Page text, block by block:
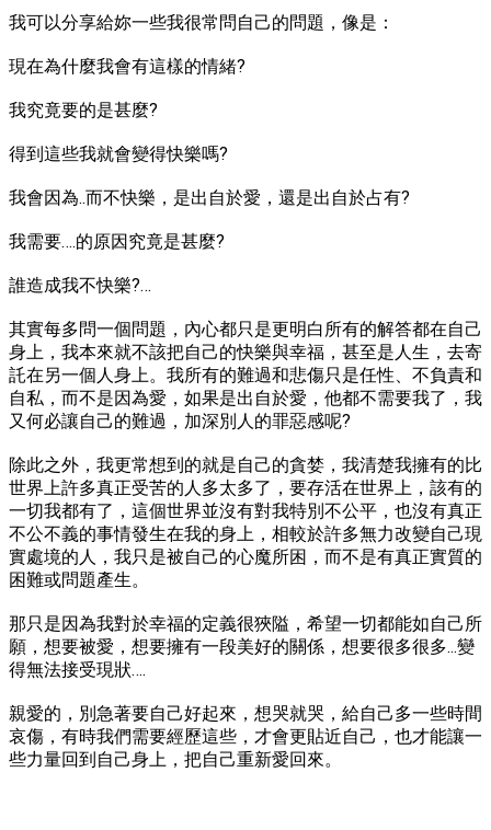
我可以分享給妳一些我很常問自己的問題，像是：
現在為什麼我會有這樣的情緒?
我究竟要的是甚麼?
得到這些我就會變得快樂嗎?
我會因為..而不快樂，是出自於愛，還是出自於占有?
我需要….的原因究竟是甚麼?
誰造成我不快樂?…
其實每多問一個問題，內心都只是更明白所有的解答都在自己
身上，我本來就不該把自己的快樂與幸福，甚至是人生，去寄
託在另一個人身上。我所有的難過和悲傷只是任性、不負責和
自私，而不是因為愛，如果是出自於愛，他都不需要我了，我
又何必讓自己的難過，加深別人的罪惡感呢?
除此之外，我更常想到的就是自己的貪婪，我清楚我擁有的比
世界上許多真正受苦的人多太多了，要存活在世界上，該有的
一切我都有了，這個世界並沒有對我特別不公平，也沒有真正
不公不義的事情發生在我的身上，相較於許多無力改變自己現
實處境的人，我只是被自己的心魔所困，而不是有真正實質的
困難或問題產生。
那只是因為我對於幸福的定義很狹隘，希望一切都能如自己所
願，想要被愛，想要擁有一段美好的關係，想要很多很多...變
得無法接受現狀….
親愛的，別急著要自己好起來，想哭就哭，給自己多一些時間
哀傷，有時我們需要經歷這些，才會更貼近自己，也才能讓一
些力量回到自己身上，把自己重新愛回來。